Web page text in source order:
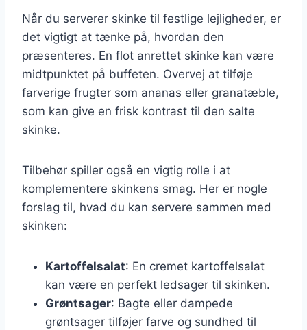
Når du serverer skinke til festlige lejligheder, er
det vigtigt at tænke på, hvordan den
præsenteres. En flot anrettet skinke kan være
midtpunktet på buffeten. Overvej at tilføje
farverige frugter som ananas eller granatæble,
som kan give en frisk kontrast til den salte
skinke.
Tilbehør spiller også en vigtig rolle i at
komplementere skinkens smag. Her er nogle
forslag til, hvad du kan servere sammen med
skinken:
Kartoffelsalat: En cremet kartoffelsalat
kan være en perfekt ledsager til skinken.
Grøntsager: Bagte eller dampede
grøntsager tilføjer farve og sundhed til